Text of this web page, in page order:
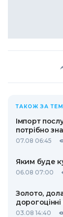
ТАКОЖ ЗА
Імпорт
потрібно
07.08 06:45
Яким буде
06.08 07:00
Золото,
03.08 14:40